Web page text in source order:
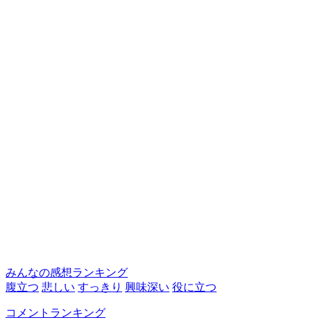
みんなの感想ランキング
腹立つ 悲しい すっきり 興味深い 役に立つ
コメントランキング